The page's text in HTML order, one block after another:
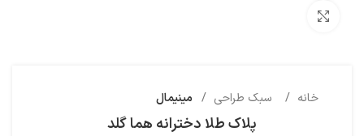
خانه سبک طراحی مینیمال
پلاک طلا دخترانه هما گلد